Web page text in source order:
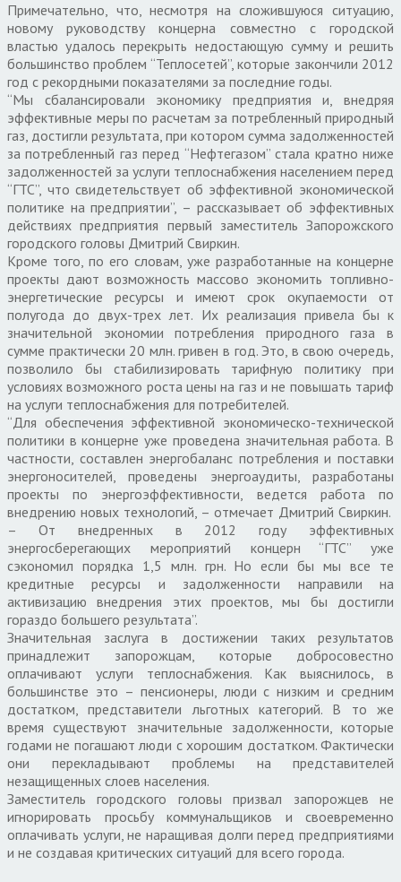
Примечательно, что, несмотря на сложившуюся ситуацию,
новому руководству концерна совместно с городской
властью удалось перекрыть недостающую сумму и решить
большинство проблем “Теплосетей”, которые закончили 2012
год с рекордными показателями за последние годы.
“Мы сбалансировали экономику предприятия и, внедряя
эффективные меры по расчетам за потребленный природный
газ, достигли результата, при котором сумма задолженностей
за потребленный газ перед “Нефтегазом” стала кратно ниже
задолженностей за услуги теплоснабжения населением перед
“ГТС”, что свидетельствует об эффективной экономической
политике на предприятии”, – рассказывает об эффективных
действиях предприятия первый заместитель Запорожского
городского головы Дмитрий Свиркин.
Кроме того, по его словам, уже разработанные на концерне
проекты дают возможность массово экономить топливно-
энергетические ресурсы и имеют срок окупаемости от
полугода до двух-трех лет. Их реализация привела бы к
значительной экономии потребления природного газа в
сумме практически 20 млн. гривен в год. Это, в свою очередь,
позволило бы стабилизировать тарифную политику при
условиях возможного роста цены на газ и не повышать тариф
на услуги теплоснабжения для потребителей.
“Для обеспечения эффективной экономическо-технической
политики в концерне уже проведена значительная работа. В
частности, составлен энергобаланс потребления и поставки
энергоносителей, проведены энергоаудиты, разработаны
проекты по энергоэффективности, ведется работа по
внедрению новых технологий, – отмечает Дмитрий Свиркин.
– От внедренных в 2012 году эффективных
энергосберегающих мероприятий концерн “ГТС” уже
сэкономил порядка 1,5 млн. грн. Но если бы мы все те
кредитные ресурсы и задолженности направили на
активизацию внедрения этих проектов, мы бы достигли
гораздо большего результата”.
Значительная заслуга в достижении таких результатов
принадлежит запорожцам, которые добросовестно
оплачивают услуги теплоснабжения. Как выяснилось, в
большинстве это – пенсионеры, люди с низким и средним
достатком, представители льготных категорий. В то же
время существуют значительные задолженности, которые
годами не погашают люди с хорошим достатком. Фактически
они перекладывают проблемы на представителей
незащищенных слоев населения.
Заместитель городского головы призвал запорожцев не
игнорировать просьбу коммунальщиков и своевременно
оплачивать услуги, не наращивая долги перед предприятиями
и не создавая критических ситуаций для всего города.